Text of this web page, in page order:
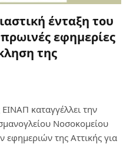
ένταξη του
εφημερίες
της
καταγγέλλει την
Νοσοκομείου
της Αττικής για